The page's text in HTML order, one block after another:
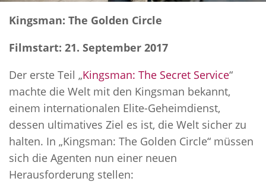
Kingsman: The Golden Circle
Filmstart: 21. September 2017
Der erste Teil „Kingsman: The Secret Service“
machte die Welt mit den Kingsman bekannt,
einem internationalen Elite-Geheimdienst,
dessen ultimatives Ziel es ist, die Welt sicher zu
halten. In „Kingsman: The Golden Circle“ müssen
sich die Agenten nun einer neuen
Herausforderung stellen: